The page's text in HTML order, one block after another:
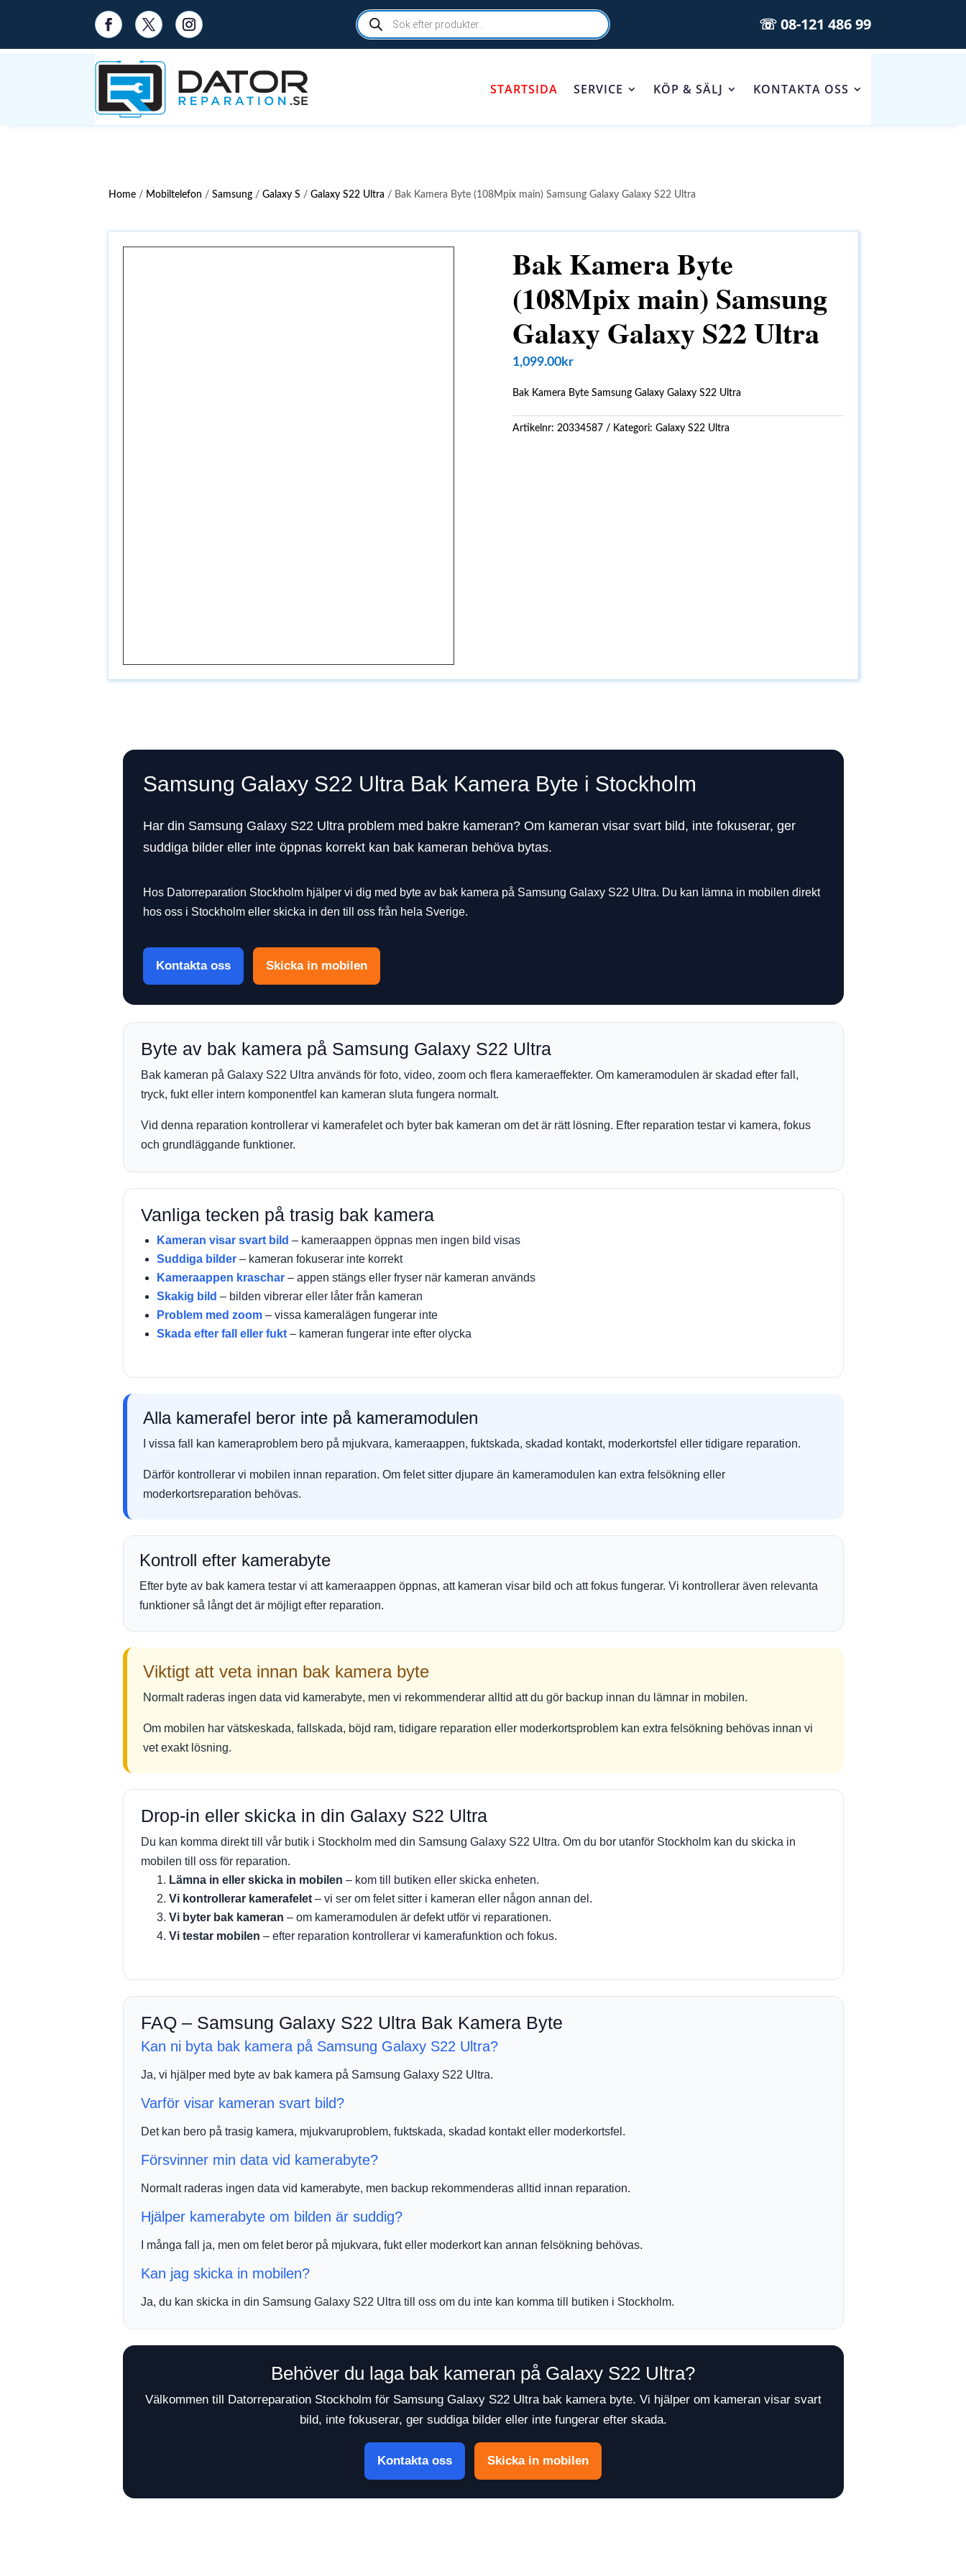
Products
search ☏ 08-121 486 99
STARTSIDA SERVICE KÖP & SÄLJ KONTAKTA OSS
Home / Mobiltelefon /Samsung /Galaxy S /Galaxy S22 Ultra / Bak Kamera Byte (108Mpix main) Samsung Galaxy Galaxy S22 Ultra
Bak Kamera Byte
(108Mpix main) Samsung
Galaxy Galaxy S22 Ultra
1,099.00kr
Bak Kamera Byte Samsung Galaxy Galaxy S22 Ultra
Artikelnr: 20334587 Kategori: Galaxy S22 Ultra
Samsung Galaxy S22 Ultra Bak Kamera Byte i Stockholm
Har din Samsung Galaxy S22 Ultra problem med bakre kameran? Om kameran visar svart bild, inte fokuserar, ger
suddiga bilder eller inte öppnas korrekt kan bak kameran behöva bytas.
Hos Datorreparation Stockholm hjälper vi dig med byte av bak kamera på Samsung Galaxy S22 Ultra. Du kan lämna in mobilen direkt
hos oss i Stockholm eller skicka in den till oss från hela Sverige.
Kontakta oss Skicka in mobilen
Byte av bak kamera på Samsung Galaxy S22 Ultra
Bak kameran på Galaxy S22 Ultra används för foto, video, zoom och flera kameraeffekter. Om kameramodulen är skadad efter fall,
tryck, fukt eller intern komponentfel kan kameran sluta fungera normalt.
Vid denna reparation kontrollerar vi kamerafelet och byter bak kameran om det är rätt lösning. Efter reparation testar vi kamera, fokus
och grundläggande funktioner.
Vanliga tecken på trasig bak kamera
Kameran visar svart bild – kameraappen öppnas men ingen bild visas
Suddiga bilder – kameran fokuserar inte korrekt
Kameraappen kraschar – appen stängs eller fryser när kameran används
Skakig bild – bilden vibrerar eller låter från kameran
Problem med zoom – vissa kameralägen fungerar inte
Skada efter fall eller fukt – kameran fungerar inte efter olycka
Alla kamerafel beror inte på kameramodulen
I vissa fall kan kameraproblem bero på mjukvara, kameraappen, fuktskada, skadad kontakt, moderkortsfel eller tidigare reparation.
Därför kontrollerar vi mobilen innan reparation. Om felet sitter djupare än kameramodulen kan extra felsökning eller
moderkortsreparation behövas.
Kontroll efter kamerabyte
Efter byte av bak kamera testar vi att kameraappen öppnas, att kameran visar bild och att fokus fungerar. Vi kontrollerar även relevanta
funktioner så långt det är möjligt efter reparation.
Viktigt att veta innan bak kamera byte
Normalt raderas ingen data vid kamerabyte, men vi rekommenderar alltid att du gör backup innan du lämnar in mobilen.
Om mobilen har vätskeskada, fallskada, böjd ram, tidigare reparation eller moderkortsproblem kan extra felsökning behövas innan vi
vet exakt lösning.
Drop-in eller skicka in din Galaxy S22 Ultra
Du kan komma direkt till vår butik i Stockholm med din Samsung Galaxy S22 Ultra. Om du bor utanför Stockholm kan du skicka in
mobilen till oss för reparation.
Lämna in eller skicka in mobilen – kom till butiken eller skicka enheten.
Vi kontrollerar kamerafelet – vi ser om felet sitter i kameran eller någon annan del.
Vi byter bak kameran – om kameramodulen är defekt utför vi reparationen.
Vi testar mobilen – efter reparation kontrollerar vi kamerafunktion och fokus.
FAQ – Samsung Galaxy S22 Ultra Bak Kamera Byte
Kan ni byta bak kamera på Samsung Galaxy S22 Ultra?
Ja, vi hjälper med byte av bak kamera på Samsung Galaxy S22 Ultra.
Varför visar kameran svart bild?
Det kan bero på trasig kamera, mjukvaruproblem, fuktskada, skadad kontakt eller moderkortsfel.
Försvinner min data vid kamerabyte?
Normalt raderas ingen data vid kamerabyte, men backup rekommenderas alltid innan reparation.
Hjälper kamerabyte om bilden är suddig?
I många fall ja, men om felet beror på mjukvara, fukt eller moderkort kan annan felsökning behövas.
Kan jag skicka in mobilen?
Ja, du kan skicka in din Samsung Galaxy S22 Ultra till oss om du inte kan komma till butiken i Stockholm.
Behöver du laga bak kameran på Galaxy S22 Ultra?
Välkommen till Datorreparation Stockholm för Samsung Galaxy S22 Ultra bak kamera byte. Vi hjälper om kameran visar svart
bild, inte fokuserar, ger suddiga bilder eller inte fungerar efter skada.
Kontakta oss Skicka in mobilen